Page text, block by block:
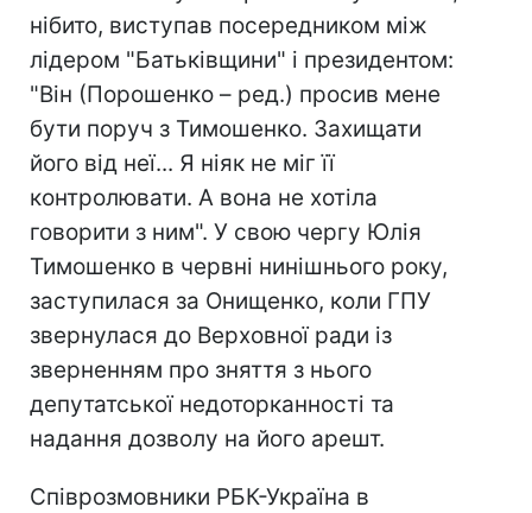
нібито, виступав посередником між
лідером "Батьківщини" і президентом:
"Він (Порошенко – ред.) просив мене
бути поруч з Тимошенко. Захищати
його від неї... Я ніяк не міг її
контролювати. А вона не хотіла
говорити з ним". У свою чергу Юлія
Тимошенко в червні нинішнього року,
заступилася за Онищенко, коли ГПУ
звернулася до Верховної ради із
зверненням про зняття з нього
депутатської недоторканності та
надання дозволу на його арешт.
Співрозмовники РБК-Україна в